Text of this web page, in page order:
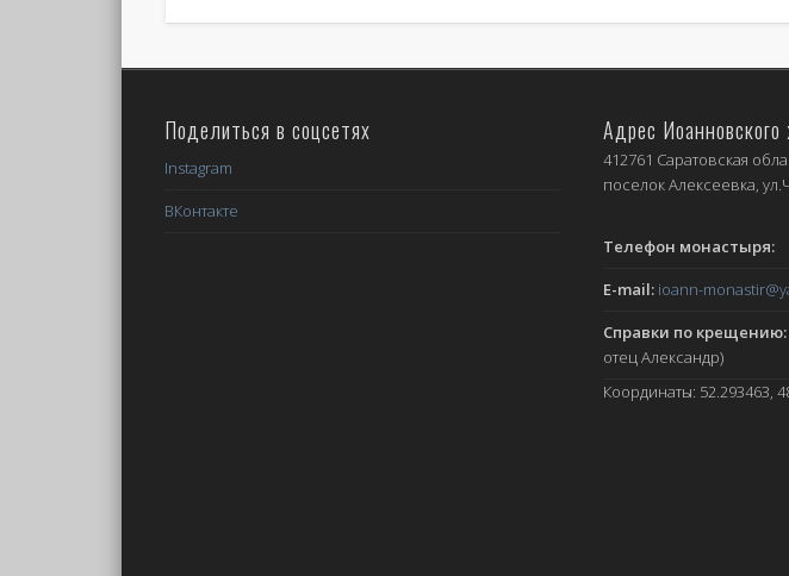
Поделиться в соцсетях
Instagram
ВКонтакте
Адрес
412761 Саратовская
поселок Алексеевка,
Телефон монастыря:
E-mail: ioann-monastir
Справки по крещению:
отец Александр)
Координаты: 52.293463,